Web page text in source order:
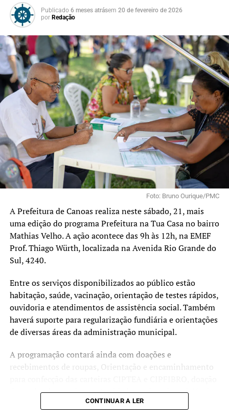
Publicado 6 meses atrásem 20 de fevereiro de 2026
por Redação
Foto: Bruno Ourique/PMC
A Prefeitura de Canoas realiza neste sábado, 21, mais
uma edição do programa Prefeitura na Tua Casa no bairro
Mathias Velho. A ação acontece das 9h às 12h, na EMEF
Prof. Thiago Würth, localizada na Avenida Rio Grande do
Sul, 4240.
Entre os serviços disponibilizados ao público estão
habitação, saúde, vacinação, orientação de testes rápidos,
ouvidoria e atendimentos de assistência social. Também
haverá suporte para regularização fundiária e orientações
de diversas áreas da administração municipal.
A programação contará ainda com doações e
recebimentos de roupas, Orientação e encaminhamento
de mudas, banco de oportunidades, coleta de recicláveis,
doação de livros, banco de oportunidades. Diversos
CONTINUAR A LER